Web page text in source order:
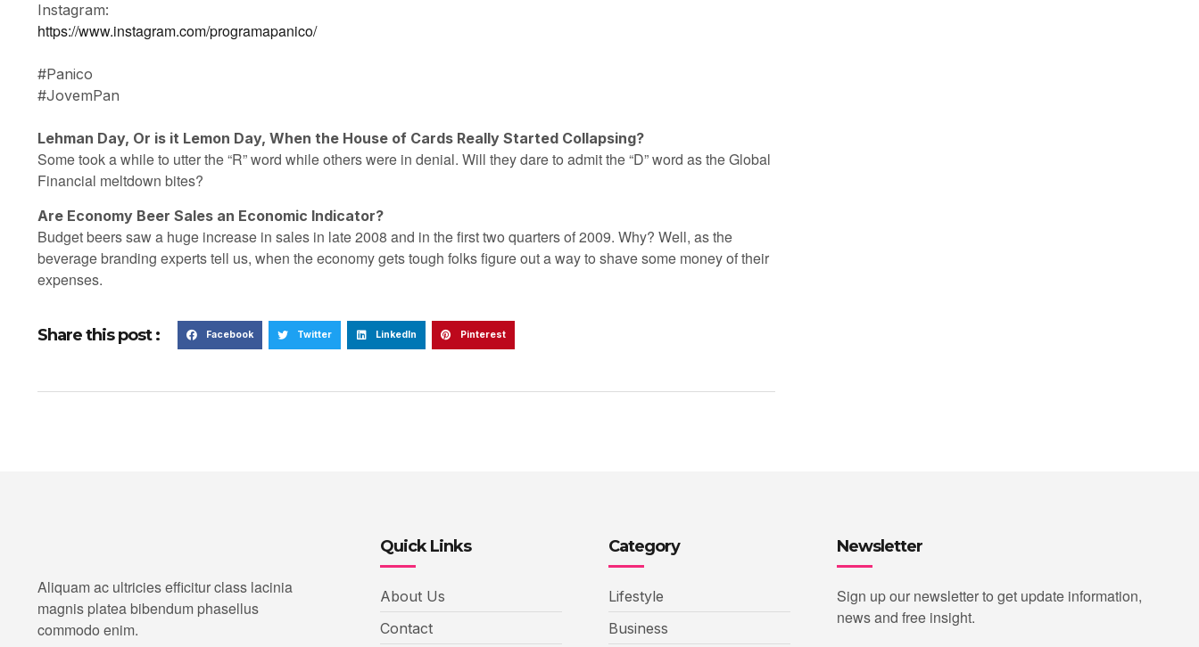
Instagram:
https://www.instagram.com/programapanico/
#Panico
#JovemPan
Lehman Day, Or is it Lemon Day, When the House of Cards Really Started Collapsing?
Some took a while to utter the “R” word while others were in denial. Will they dare to admit the “D” word as the Global
Financial meltdown bites?
Are Economy Beer Sales an Economic Indicator?
Budget beers saw a huge increase in sales in late 2008 and in the first two quarters of 2009. Why? Well, as the
beverage branding experts tell us, when the economy gets tough folks figure out a way to shave some money of their
expenses.
Share this post : Facebook Twitter LinkedIn Pinterest
Aliquam ac ultricies efficitur class lacinia
magnis platea bibendum phasellus
commodo enim.
Quick Links
About Us
Contact
Category
Lifestyle
Business
Newsletter
Sign up our newsletter to get update information,
news and free insight.